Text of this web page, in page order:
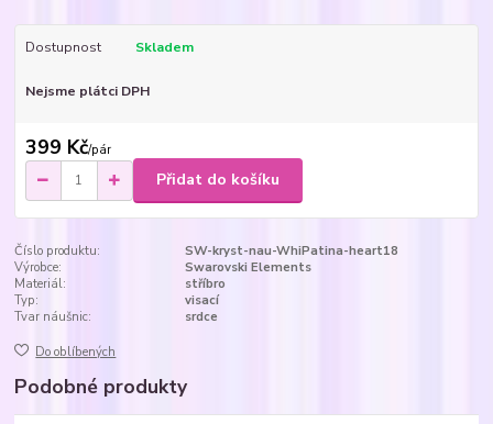
Dostupnost Skladem
Nejsme plátci DPH
399 Kč/pár
Přidat do košíku
Číslo produktu:
SW-kryst-nau-WhiPatina-heart18
Výrobce:
Swarovski Elements
Materiál:
stříbro
Typ:
visací
Tvar náušnic:
srdce
Do oblíbených
Podobné produkty